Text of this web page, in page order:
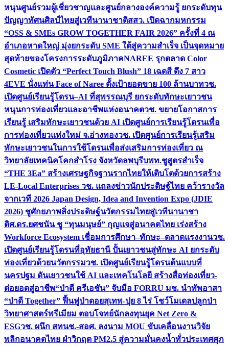
หนุนศูนย์รวมผู้เชี่ยวชาญและศูนย์กลางองค์ความรู้ ยกระดับทุน
ปัญญาทัศนศิลป์ไทยสู่เวทีนานาชาติสสว. เปิดฉากมหกรรม
“OSS & SMEs GROW TOGETHER FAIR 2026” ครั้งที่ 4 ณ
อำเภอหาดใหญ่ มุ่งยกระดับ SME ใต้สู่ความสำเร็จ เป็นจุดหมาย
สุดท้ายของโครงการระดับภูมิภาคNAREE รุกตลาด Color
Cosmetic เปิดตัว “Perfect Touch Blush” 18 เฉดสี ดึง 7 สาว
4EVE นั่งแท่น Face of Naree ตั้งเป้ายอดขาย 100 ล้านบาทวช.
เปิดศูนย์เรียนรู้โดรน–AI ที่สุพรรณบุรี ยกระดับทักษะเยาวชน
หนุนการท่องเที่ยวและอาชีพแห่งอนาคตวช. ขยายโอกาสการ
เรียนรู้ เสริมทักษะเยาวชนด้วย AI เปิดศูนย์การเรียนรู้โดรนเพื่อ
การท่องเที่ยวแห่งใหม่ จ.อ่างทองวช. เปิดศูนย์การเรียนรู้เสริม
ทักษะเยาวชนในการใช้โดรนเพื่อส่งเสริมการท่องเที่ยว ณ
วิทยาลัยเทคนิคโคกสำโรง จังหวัดลพบุรีบพท.ชูสูตรสำเร็จ
“THE 3Ea” สร้างเศรษฐกิจฐานรากไทยให้เติบโตด้วยการสร้าง
LE-Local Enterprises วช. แถลงข่าวนักประดิษฐ์ไทย คว้ารางวัล
จากเวที 2026 Japan Design, Idea and Invention Expo (JDIE
2026) ชูศักยภาพสิ่งประดิษฐ์นวัตกรรมไทยสู่เวทีนานาชา
ติศ.ดร.ยศชนัน ชู “ทุนมนุษย์” กุญแจสู่อนาคตไทย เร่งสร้าง
Workforce Ecosystem เชื่อมการศึกษา–ทักษะ–ตลาดแรงงานวช.
เปิดศูนย์เรียนรู้โดรนที่อุทัยธานี ปั้นเยาวชนสู่ทักษะ AI ยกระดับ
ท่องเที่ยวด้วยนวัตกรรมวช. เปิดศูนย์เรียนรู้โดรนต้นแบบที่
นครปฐม ดันเยาวชนใช้ AI และเทคโนโลยี สร้างสื่อท่องเที่ยว-
ต่อยอดสู่อาชีพ“ป่าดี ครีเอชัน” จับมือ FORRU มช. นำทัพอาสา
“ป่าดี Together” ฟื้นฟูป่าดอยสุเทพ-ปุย 8 ไร่ โชว์โมเดลปลูกป่า
วิทยาศาสตร์พรีเมียม ตอบโจทย์นักลงทุนยุค Net Zero &
ESGวช. ผนึก สทนช.-สอศ. ลงนาม MOU ขับเคลื่อนงานวิจัย
พลิกอนาคตไทย ฝ่าวิกฤต PM2.5 สู่ความมั่นคงน้ำทั่วประเทศศุภ